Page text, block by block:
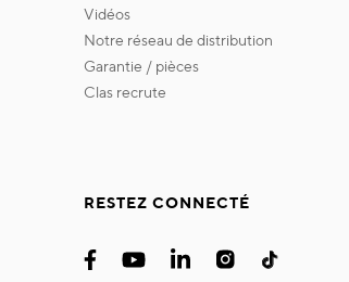
vidéos
notre réseau de distribution
garantie / pièces
clas recrute
RESTEZ CONNECTÉ